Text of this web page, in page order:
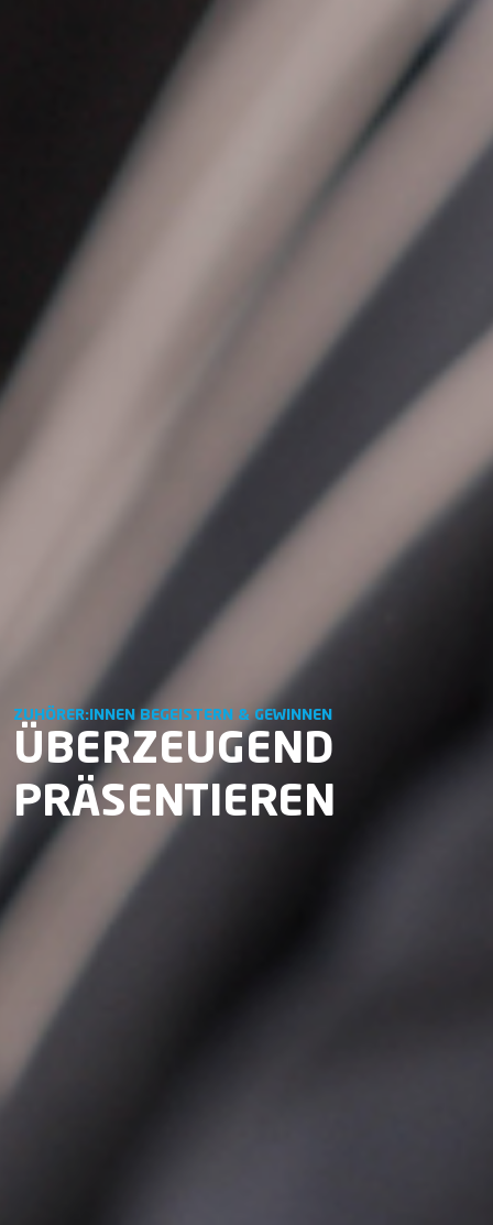
ÜBERZEUGEND
PRÄSENTIEREN
ZUHÖRER:INNEN BEGEISTERN & GEWINNEN